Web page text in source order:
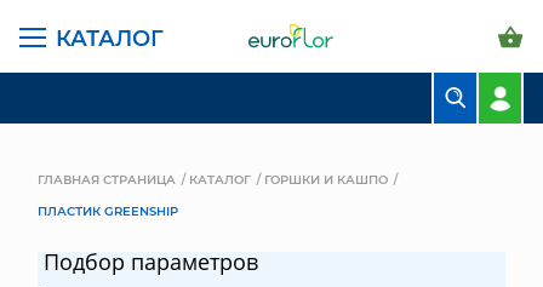
КАТАЛОГ
СВАДЕБНАЯ ФЛОРИСТИКА
ГЛАВНАЯ СТРАНИЦА КАТАЛОГ
ГОРШКИ И КАШПО
ПЛАСТИК GREENSHIP
Подбор параметров